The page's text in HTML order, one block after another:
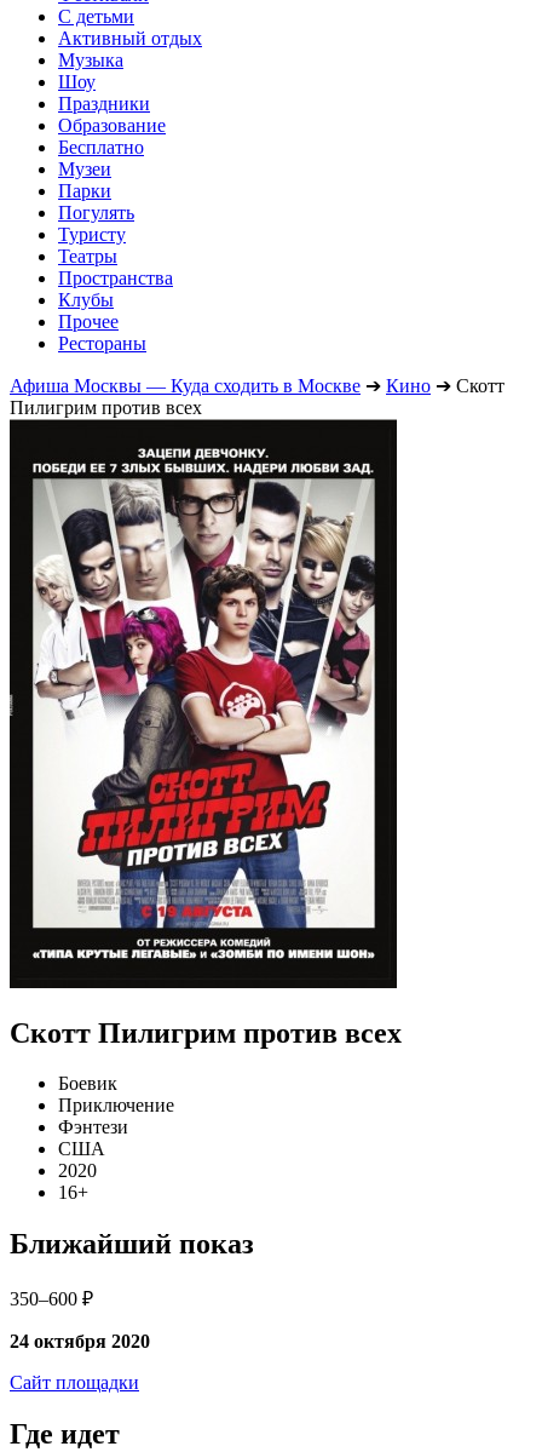
С детьми
Активный отдых
Музыка
Шоу
Праздники
Образование
Бесплатно
Музеи
Парки
Погулять
Туристу
Театры
Пространства
Клубы
Прочее
Рестораны
Афиша Москвы — Куда сходить в Москве ➔ Кино ➔ Скотт
Пилигрим против всех
Скотт Пилигрим против всех
Боевик
Приключение
Фэнтези
США
2020
16+
Ближайший показ
350–600 ₽
24 октября 2020
Сайт площадки
Где идет